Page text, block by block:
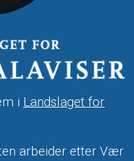
i Landslaget for
arbeider etter Vær